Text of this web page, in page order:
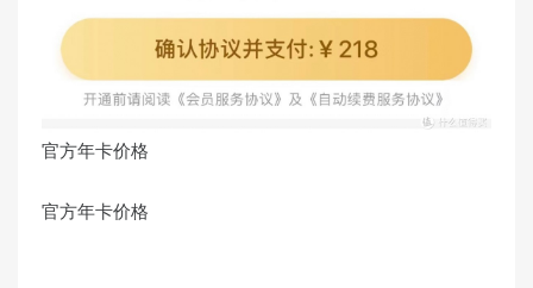
官方年卡价格
官方年卡价格